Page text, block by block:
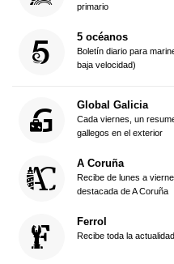
primario
5 océanos
Boletín diario para
baja velocidad)
Global Galicia
Cada viernes, un
gallegos en el exterior
A Coruña
Recibe de lunes a
destacada de A Coruña
Ferrol
Recibe toda la